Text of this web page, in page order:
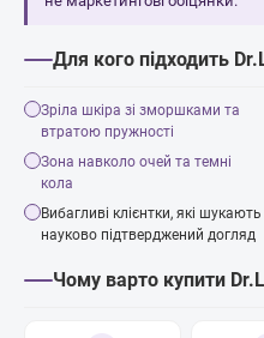
Для кого підходить
Зріла шкіра зі зморшками та
втратою пружності
Зона навколо очей та темні
кола
Вибагливі клієнтки, які шукають
науково підтверджений догляд
Чому варто купити